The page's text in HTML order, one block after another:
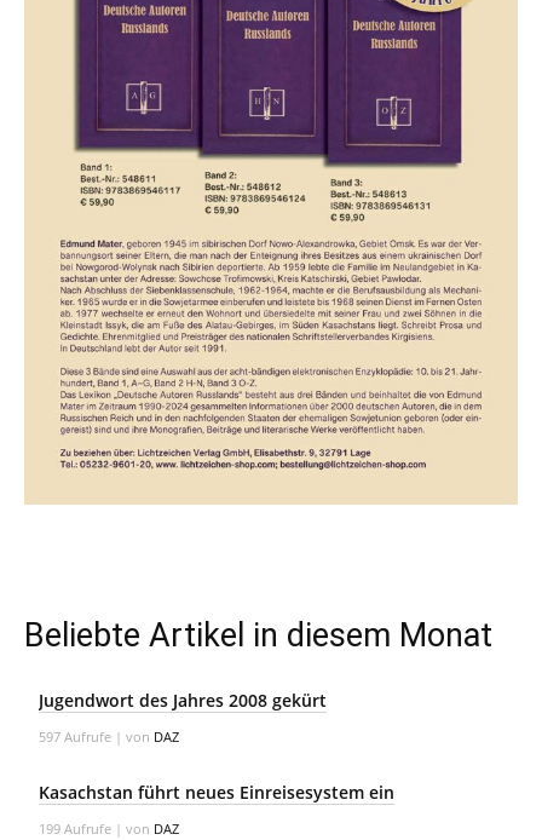
Beliebte Artikel in diesem Monat
Jugendwort des Jahres 2008 gekürt
597 Aufrufe | von DAZ
Kasachstan führt neues Einreisesystem ein
199 Aufrufe | von DAZ